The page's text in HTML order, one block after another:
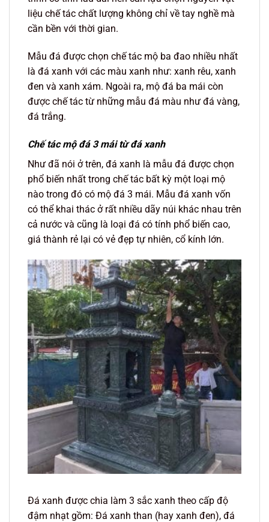
liệu chế tác chất lượng không chỉ về tay nghề mà
cần bền với thời gian.
Mẫu đá được chọn chế tác mộ ba đao nhiều nhất
là đá xanh với các màu xanh như: xanh rêu, xanh
đen và xanh xám. Ngoài ra, mộ đá ba mái còn
được chế tác từ những mẫu đá màu như đá vàng,
đá trắng.
Chế tác mộ đá 3 mái từ đá xanh
Như đã nói ở trên, đá xanh là mẫu đá được chọn
phổ biến nhất trong chế tác bất kỳ một loại mộ
nào trong đó có mộ đá 3 mái. Mẫu đá xanh vốn
có thể khai thác ở rất nhiều dãy núi khác nhau trên
cả nước và cũng là loại đá có tính phổ biến cao,
giá thành rẻ lại có vẻ đẹp tự nhiên, cổ kính lớn.
Đá xanh được chia làm 3 sắc xanh theo cấp độ
đậm nhạt gồm: Đá xanh than (hay xanh đen), đá